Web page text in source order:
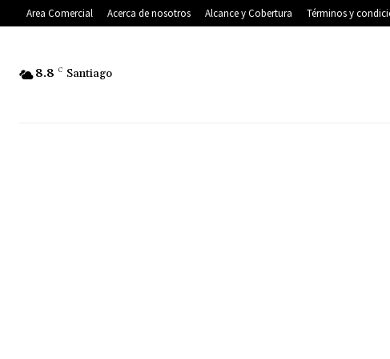
Area Comercial Acerca de nosotros Alcance y Cobertura Términos y
8.8 C Santiago